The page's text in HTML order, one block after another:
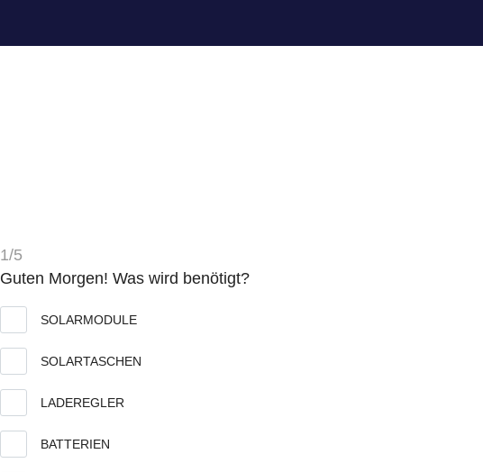
1/5
Guten Morgen! Was wird benötigt?
SOLARMODULE
SOLARTASCHEN
LADEREGLER
BATTERIEN